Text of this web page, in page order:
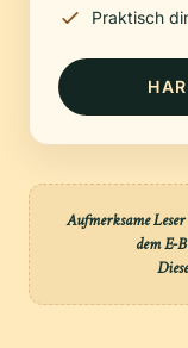
Praktisch
Aufmerksame
dem E-